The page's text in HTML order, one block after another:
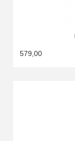
579,00